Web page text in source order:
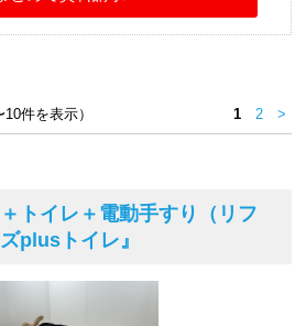
件を表示） 1 2 >
トイレ＋電動手すり（リフ
plusトイレ』